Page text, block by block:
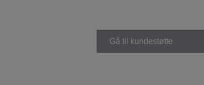
Gå til kundestøtte